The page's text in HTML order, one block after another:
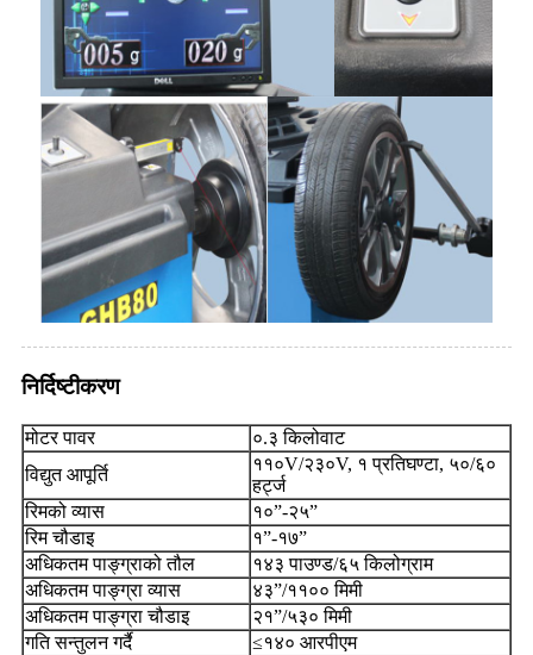
निर्दिष्टीकरण
मोटर पावर
०.३ किलोवाट
विद्युत आपूर्ति
११०V/२३०V, १ प्रतिघण्टा, ५०/६०
हर्ट्ज
रिमको व्यास
१०”-२५”
रिम चौडाइ
१”-१७”
अधिकतम पाङ्ग्राको तौल
१४३ पाउण्ड/६५ किलोग्राम
अधिकतम पाङ्ग्रा व्यास
४३”/११०० मिमी
अधिकतम पाङ्ग्रा चौडाइ
२१”/५३० मिमी
गति सन्तुलन गर्दै
≤१४० आरपीएम